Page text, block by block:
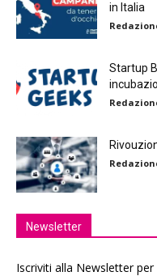
in Italia
Startup
Newsletter
Iscriviti alla Newsletter